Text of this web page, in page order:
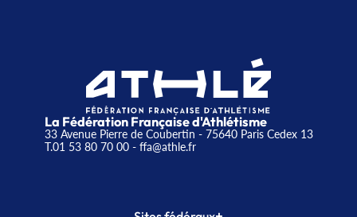
La Fédération Française d'Athlétisme
33 Avenue Pierre de Coubertin - 75640 Paris Cedex 13
T.01 53 80 70 00- ffa@athle.fr